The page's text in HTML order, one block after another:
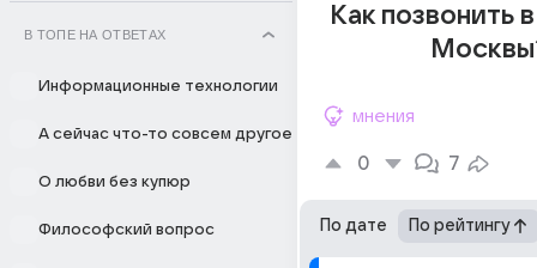
В ТОПЕ НА ОТВЕТАХ
Информационные технологии
А сейчас что-то совсем другое
О любви без купюр
Философский вопрос
Как позвонить
мнения
0 7
По дате По рейтингу